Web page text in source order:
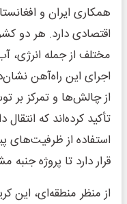
همکاری ایران و
اقتصادی دارد. هر دو
مختلف از جمله انرژی،
اجرای این راه‌آهن
از چالش‌ها و تمرکز بر
تأکید کرده‌اند که
استفاده از ظرفیت‌های
قرار دارد تا پروژه جنبه
از منظر منطقه‌ای، این